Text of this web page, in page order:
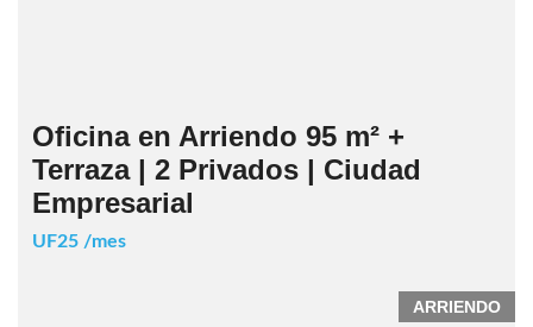
Oficina en Arriendo 95 m² +
Terraza | 2 Privados | Ciudad
Empresarial
UF25 /mes
ARRIENDO